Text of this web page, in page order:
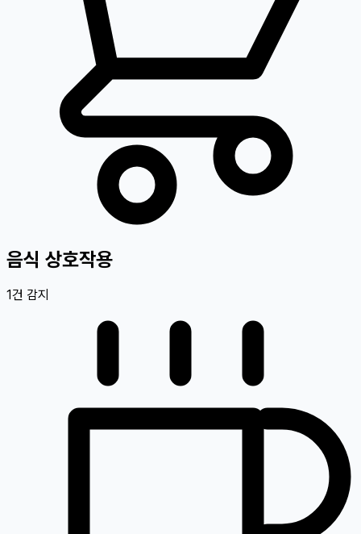
음식 상호작용
1건 감지